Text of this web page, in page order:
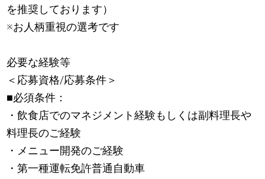
を推奨しております）
※お人柄重視の選考です
必要な経験等
＜応募資格/応募条件＞
■必須条件：
・飲食店でのマネジメント経験もしくは副料理長や
料理長のご経験
・メニュー開発のご経験
・第一種運転免許普通自動車